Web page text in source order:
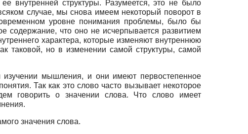
внутренней структуры. Разумеется, это не было
случае, мы снова имеем некоторый поворот в
уровне понимания проблемы, было бы
содержание, что оно не исчерпывается развитием
характера, которые изменяют внутреннюю
таковой, но в изменении самой структуры, самой
изучении мышления, и они имеют первостепенное
Так как это слово часто вызывает некоторое
говорить о значении слова. Что слово имеет
значения слова.